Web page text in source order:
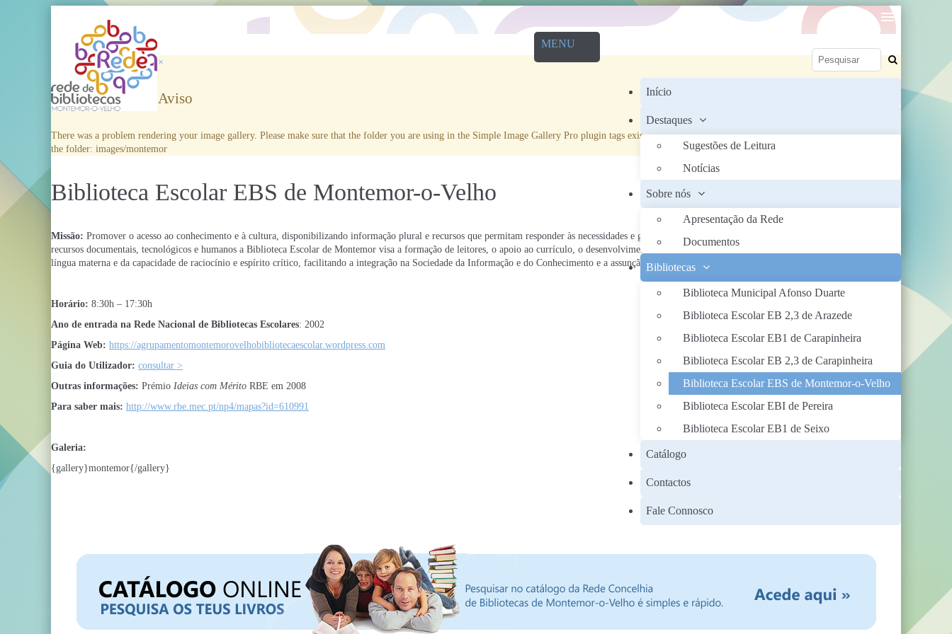
Início
Destaques
Sugestões de Leitura
Notícias
Sobre nós
Apresentação da Rede
Documentos
Bibliotecas
Biblioteca Municipal Afonso Duarte
Biblioteca Escolar EB 2,3 de Arazede
Biblioteca Escolar EB1 de Carapinheira
Biblioteca Escolar EB 2,3 de Carapinheira
Biblioteca Escolar EBS de Montemor-o-Velho
Biblioteca Escolar EBI de Pereira
Biblioteca Escolar EB1 de Seixo
Catálogo
Contactos
Fale Connosco
×
Aviso
There was a problem rendering your image gallery. Please make sure that the folder you are using in the Simple Image Gallery Pro plugin tags exists and contains valid image files. The plugin could not locate
the folder: images/montemor
Biblioteca Escolar EBS de Montemor-o-Velho
Missão: Promover o acesso ao conhecimento e à cultura, disponibilizando informação plural e recursos que permitam responder às necessidades e gostos dos utilizadores. Através dos seus
recursos documentais, tecnológicos e humanos a Biblioteca Escolar de Montemor visa a formação de leitores, o apoio ao currículo, o desenvolvimento da literacia da informação, do uso da
língua materna e da capacidade de raciocínio e espírito crítico, facilitando a integração na Sociedade da Informação e do Conhecimento e a assunção de uma cidadania ativa e responsável.
Horário: 8:30h – 17:30h
Ano de entrada na Rede Nacional de Bibliotecas Escolares: 2002
Página Web: https://agrupamentomontemorovelhobibliotecaescolar.wordpress.com
Guia do Utilizador: consultar >
Outras informações: Prémio Ideias com Mérito RBE em 2008
Para saber mais: http://www.rbe.mec.pt/np4/mapas?id=610991
Galeria:
{gallery}montemor{/gallery}